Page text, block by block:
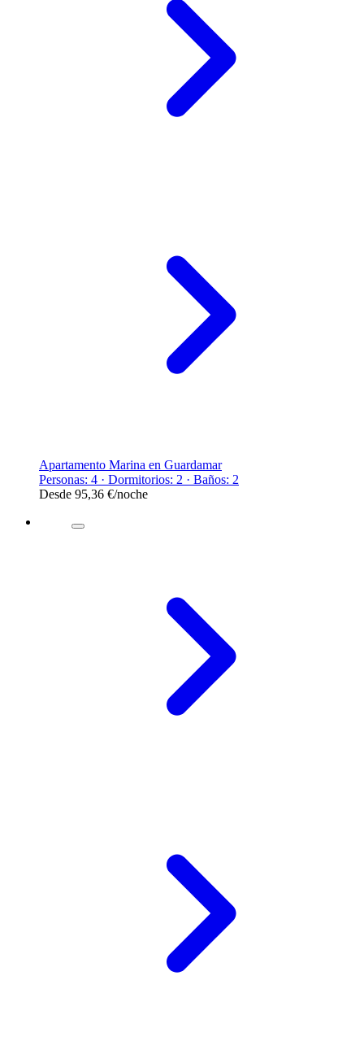
Apartamento Marina en Guardamar
Personas: 4 · Dormitorios: 2 · Baños: 2
Desde 95,36 €/noche